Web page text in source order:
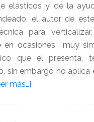
elásticos y de la
el autor de
para
en ocasiones muy
que el presenta,
sin embargo no aplica
más…]acerca